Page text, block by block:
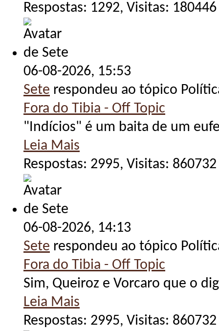
Respostas: 1292, Visitas: 180446
06-08-2026, 15:53
Sete respondeu ao tópico
Fora do Tibia - Off Topic
"Indícios" é um baita de um
Leia Mais
Respostas: 2995, Visitas: 860732
06-08-2026, 14:13
Sete respondeu ao tópico
Fora do Tibia - Off Topic
Sim, Queiroz e Vorcaro que o
Leia Mais
Respostas: 2995, Visitas: 860732